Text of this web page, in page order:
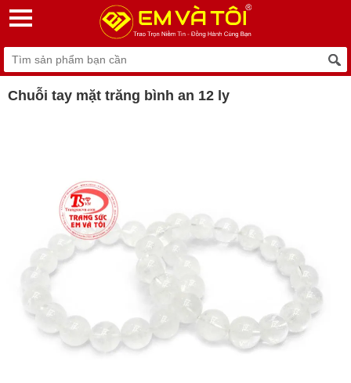
Chuỗi tay mặt trăng bình an 12 ly